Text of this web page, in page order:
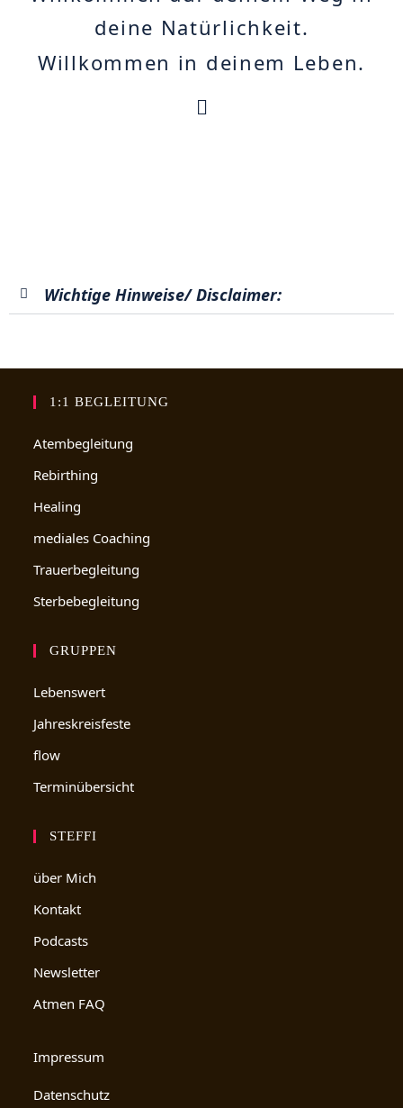
deine Natürlichkeit.
Willkommen in deinem Leben.
Wichtige Hinweise/ Disclaimer:
1:1 BEGLEITUNG
Atembegleitung
Rebirthing
Healing
mediales Coaching
Trauerbegleitung
Sterbebegleitung
GRUPPEN
Lebenswert
Jahreskreisfeste
flow
Terminübersicht
STEFFI
über Mich
Kontakt
Podcasts
Newsletter
Atmen FAQ
Impressum
Datenschutz